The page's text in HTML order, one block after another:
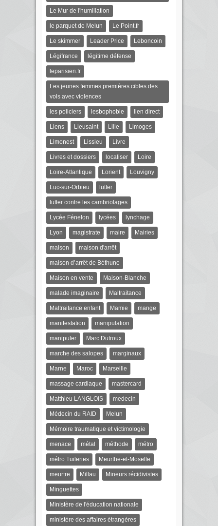
Le Mur de l'humiliation
le parquet de Melun Le Point.fr
Le skimmer Leader Price Leboncoin
Légifrance légitime défense
leparisien.fr
Les jeunes femmes premières cibles des
vols avec violences
les policiers lesbophobie lien direct
Liens Lieusaint Lille Limoges
Limonest Lissieu Livre
Livres et dossiers localiser Loire
Loire-Atlantique Lorient Louvigny
Luc-sur-Orbieu lutter
lutter contre les cambriolages
Lycée Fénelon lycées lynchage
Lyon magistrate maire Mairies
maison maison d'arrêt
maison d’arrêt de Béthune
Maison en vente Maison-Blanche
malade imaginaire Maltraitance
Maltraitance enfant Mamie mange
manifestation manipulation
manipuler Marc Dutroux
marche des salopes marginaux
Marne Maroc Marseille
massage cardiaque mastercard
Matthieu LANGLOIS medecin
Médecin du RAID Melun
Mémoire traumatique et victimologie
menace métal méthode métro
métro Tuileries Meurthe-et-Moselle
meurtre Millau Mineurs récidivistes
Minguettes
Ministère de l'éducation nationale
ministère des affaires étrangères